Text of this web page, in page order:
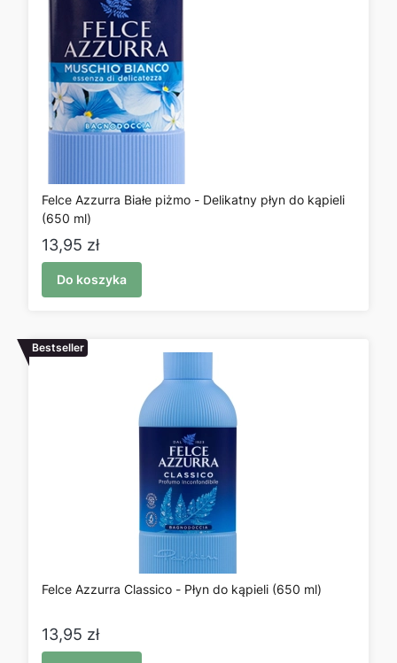
Felce Azzurra Białe piżmo - Delikatny płyn do kąpieli
(650 ml)
Cena
13,95 zł
Do koszyka
Bestseller
Felce Azzurra Classico - Płyn do kąpieli (650 ml)
Cena
13,95 zł